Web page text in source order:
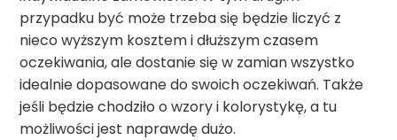
przypadku być może trzeba się będzie liczyć z
nieco wyższym kosztem i dłuższym czasem
oczekiwania, ale dostanie się w zamian wszystko
idealnie dopasowane do swoich oczekiwań. Także
jeśli będzie chodziło o wzory i kolorystykę, a tu
możliwości jest naprawdę dużo.